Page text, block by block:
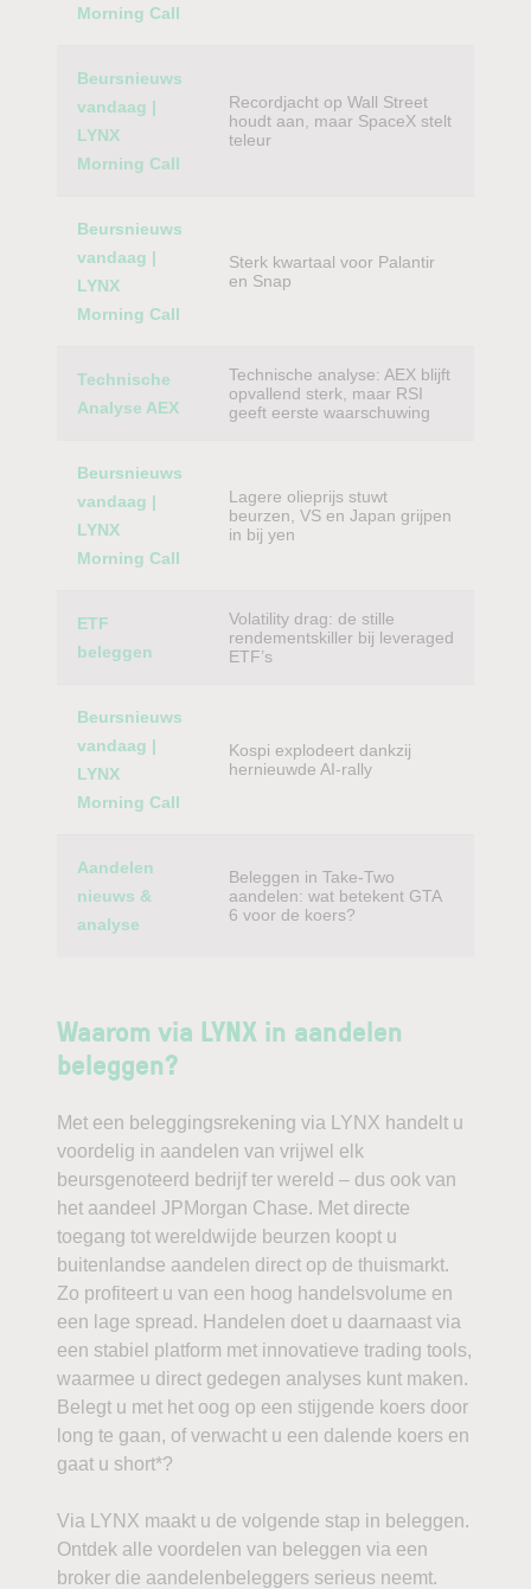
Morning Call
Beursnieuws
vandaag |
LYNX
Morning Call
Recordjacht op Wall Street
houdt aan, maar SpaceX stelt
teleur
Beursnieuws
vandaag |
LYNX
Morning Call
Sterk kwartaal voor Palantir
en Snap
Technische
Analyse AEX
Technische analyse: AEX blijft
opvallend sterk, maar RSI
geeft eerste waarschuwing
Beursnieuws
vandaag |
LYNX
Morning Call
Lagere olieprijs stuwt
beurzen, VS en Japan grijpen
in bij yen
ETF
beleggen
Volatility drag: de stille
rendementskiller bij leveraged
ETF’s
Beursnieuws
vandaag |
LYNX
Morning Call
Kospi explodeert dankzij
hernieuwde AI-rally
Aandelen
nieuws &
analyse
Beleggen in Take-Two
aandelen: wat betekent GTA
6 voor de koers?
Waarom via LYNX in aandelen
beleggen?
Met een beleggingsrekening via LYNX handelt u
voordelig in aandelen van vrijwel elk
beursgenoteerd bedrijf ter wereld – dus ook van
het aandeel JPMorgan Chase. Met directe
toegang tot wereldwijde beurzen koopt u
buitenlandse aandelen direct op de thuismarkt.
Zo profiteert u van een hoog handelsvolume en
een lage spread. Handelen doet u daarnaast via
een stabiel platform met innovatieve trading tools,
waarmee u direct gedegen analyses kunt maken.
Belegt u met het oog op een stijgende koers door
long te gaan, of verwacht u een dalende koers en
gaat u short*?
Via LYNX maakt u de volgende stap in beleggen.
Ontdek alle voordelen van beleggen via een
broker die aandelenbeleggers serieus neemt.